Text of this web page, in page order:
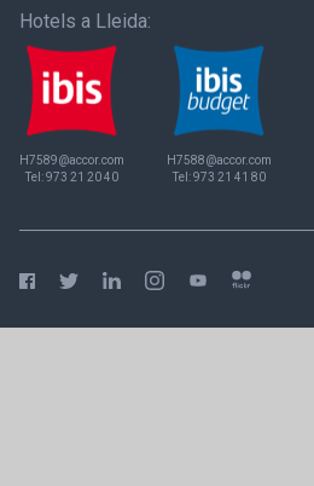
Hotels a Lleida:
H7589@accor.com
Tel:973 21 20 40
H7588@accor.com
Tel:973 21 41 80